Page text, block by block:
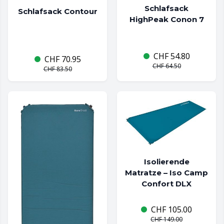
Schlafsack Contour
CHF70.95
CHF83.50
Schlafsack
HighPeak Conon 7
CHF54.80
CHF64.50
Isolierende
Matratze – Iso Camp
Confort DLX
CHF105.00
CHF149.00